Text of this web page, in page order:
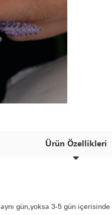
Ürün Özellikleri
gün,yoksa 3-5 gün